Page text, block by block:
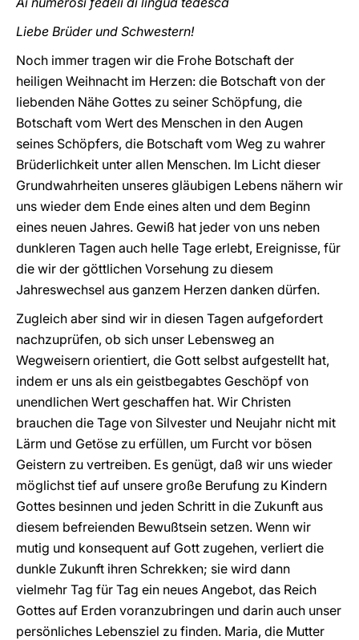
Liebe Brüder und Schwestern!
Noch immer tragen wir die Frohe Botschaft der
heiligen Weihnacht im Herzen: die Botschaft von der
liebenden Nähe Gottes zu seiner Schöpfung, die
Botschaft vom Wert des Menschen in den Augen
seines Schöpfers, die Botschaft vom Weg zu wahrer
Brüderlichkeit unter allen Menschen. Im Licht dieser
Grundwahrheiten unseres gläubigen Lebens nähern wir
uns wieder dem Ende eines alten und dem Beginn
eines neuen Jahres. Gewiß hat jeder von uns neben
dunkleren Tagen auch helle Tage erlebt, Ereignisse, für
die wir der göttlichen Vorsehung zu diesem
Jahreswechsel aus ganzem Herzen danken dürfen.
Zugleich aber sind wir in diesen Tagen aufgefordert
nachzuprüfen, ob sich unser Lebensweg an
Wegweisern orientiert, die Gott selbst aufgestellt hat,
indem er uns als ein geistbegabtes Geschöpf von
unendlichen Wert geschaffen hat. Wir Christen
brauchen die Tage von Silvester und Neujahr nicht mit
Lärm und Getöse zu erfüllen, um Furcht vor bösen
Geistern zu vertreiben. Es genügt, daß wir uns wieder
möglichst tief auf unsere große Berufung zu Kindern
Gottes besinnen und jeden Schritt in die Zukunft aus
diesem befreienden Bewußtsein setzen. Wenn wir
mutig und konsequent auf Gott zugehen, verliert die
dunkle Zukunft ihren Schrekken; sie wird dann
vielmehr Tag für Tag ein neues Angebot, das Reich
Gottes auf Erden voranzubringen und darin auch unser
persönliches Lebensziel zu finden. Maria, die Mutter